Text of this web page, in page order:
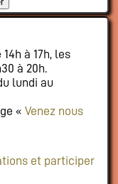
à 17h, les
à 20h.
lundi au
« Venez nous
et participer